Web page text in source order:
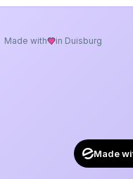
Made with in Duisburg
Made